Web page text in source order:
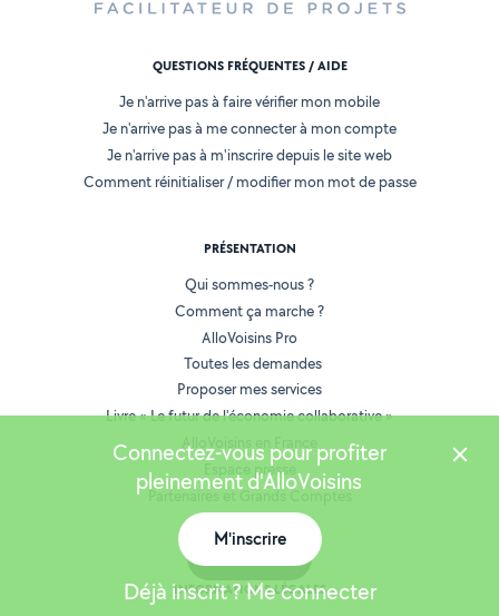
QUESTIONS FRÉQUENTES / AIDE
Je n'arrive pas à faire vérifier mon mobile
Je n'arrive pas à me connecter à mon compte
Je n'arrive pas à m'inscrire depuis le site web
Comment réinitialiser / modifier mon mot de passe
PRÉSENTATION
Qui sommes-nous ?
Comment ça marche ?
AlloVoisins Pro
Toutes les demandes
Proposer mes services
Livre « Le futur de l'économie collaborative »
AlloVoisins en France
Espace presse
Partenaires et Grands Comptes
INFORMATIONS LÉGALES
Connectez-vous pour profiter
pleinement d'AlloVoisins
M'inscrire
Déjà inscrit ? Me connecter